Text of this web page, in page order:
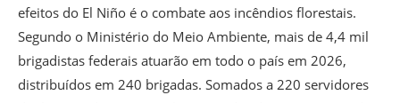
efeitos do El Niño é o combate aos incêndios florestais.
Segundo o Ministério do Meio Ambiente, mais de 4,4 mil
brigadistas federais atuarão em todo o país em 2026,
distribuídos em 240 brigadas. Somados a 220 servidores